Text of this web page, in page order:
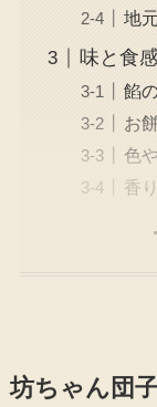
地
味と食
餡
お
色
香
坊ちゃん団